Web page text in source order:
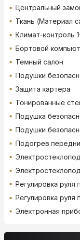
Центральный
Ткань (Материал
Климат-контроль
Бортовой
Темный салон
Подушки
Защита картера
Тонированные
Подушка
Подушки
Подогрев
Регулировка руля
Регулировка руля
Электронная